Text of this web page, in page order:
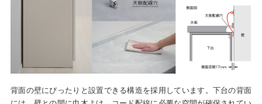
背面の壁にぴったりと設置できる構造を採用しています。下台の背面